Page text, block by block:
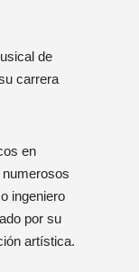
de
carrera
en
ingeniero
por su
artística.